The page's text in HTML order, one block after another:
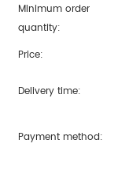
Minimum order
quantity:
Price:
Delivery time:
Payment method: